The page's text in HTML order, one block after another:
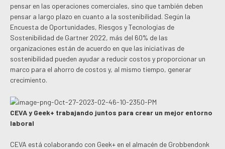
pensar en las operaciones comerciales, sino que también deben
pensar a largo plazo en cuanto a la sostenibilidad. Según la
Encuesta de Oportunidades, Riesgos y Tecnologías de
Sostenibilidad de Gartner 2022, más del 60% de las
organizaciones están de acuerdo en que las iniciativas de
sostenibilidad pueden ayudar a reducir costos y proporcionar un
marco para el ahorro de costos y, al mismo tiempo, generar
crecimiento.
CEVA y Geek+ trabajando juntos para crear un mejor entorno
laboral
CEVA está colaborando con Geek+ en el almacén de Grobbendonk